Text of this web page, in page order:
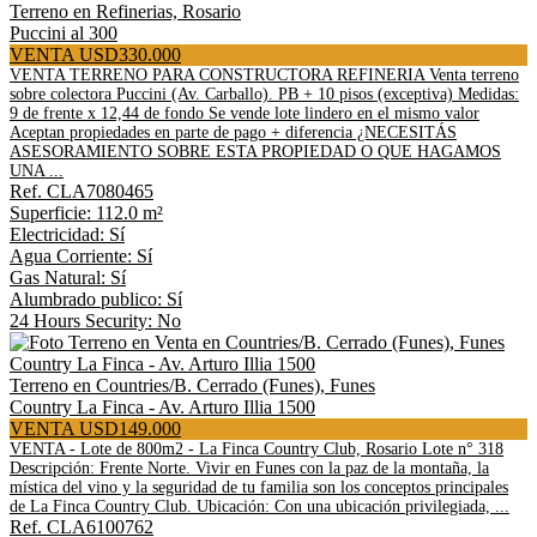
Terreno en Refinerias, Rosario
Puccini al 300
VENTA USD330.000
VENTA TERRENO PARA CONSTRUCTORA REFINERIA Venta terreno
sobre colectora Puccini (Av. Carballo). PB + 10 pisos (exceptiva) Medidas:
9 de frente x 12,44 de fondo Se vende lote lindero en el mismo valor
Aceptan propiedades en parte de pago + diferencia ¿NECESITÁS
ASESORAMIENTO SOBRE ESTA PROPIEDAD O QUE HAGAMOS
UNA ...
Ref. CLA7080465
Superficie: 112.0 m²
Electricidad: Sí
Agua Corriente: Sí
Gas Natural: Sí
Alumbrado publico: Sí
24 Hours Security: No
Terreno en Countries/B. Cerrado (Funes), Funes
Country La Finca - Av. Arturo Illia 1500
VENTA USD149.000
VENTA - Lote de 800m2 - La Finca Country Club, Rosario Lote n° 318
Descripción: Frente Norte. Vivir en Funes con la paz de la montaña, la
mística del vino y la seguridad de tu familia son los conceptos principales
de La Finca Country Club. Ubicación: Con una ubicación privilegiada, ...
Ref. CLA6100762